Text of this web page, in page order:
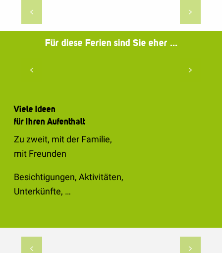
Straßenfestival „48 de rue“
Für diese Ferien sind Sie eher ...
Viele Ideen
für Ihren Aufenthalt
Zu zweit, mit der Familie,
mit Freunden
Besichtigungen, Aktivitäten,
Unterkünfte, …